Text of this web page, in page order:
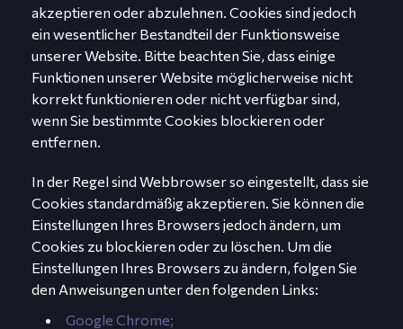
akzeptieren oder abzulehnen. Cookies sind jedoch
ein wesentlicher Bestandteil der Funktionsweise
unserer Website. Bitte beachten Sie, dass einige
Funktionen unserer Website möglicherweise nicht
korrekt funktionieren oder nicht verfügbar sind,
wenn Sie bestimmte Cookies blockieren oder
entfernen.
In der Regel sind Webbrowser so eingestellt, dass sie
Cookies standardmäßig akzeptieren. Sie können die
Einstellungen Ihres Browsers jedoch ändern, um
Cookies zu blockieren oder zu löschen. Um die
Einstellungen Ihres Browsers zu ändern, folgen Sie
den Anweisungen unter den folgenden Links:
Google Chrome;